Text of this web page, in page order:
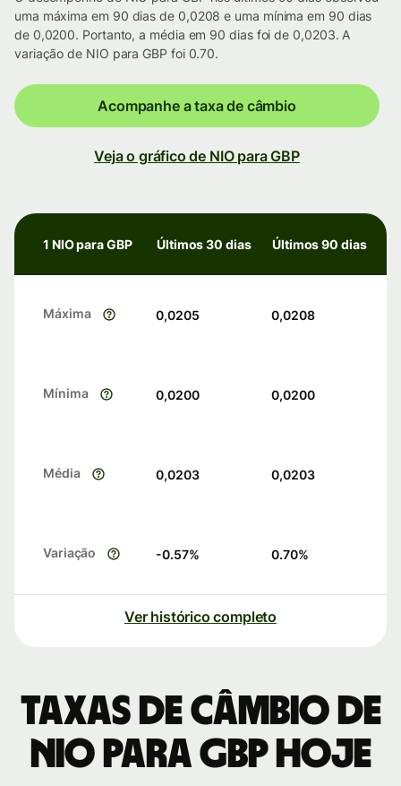
uma máxima em 90 dias de 0,0208 e uma mínima em 90 dias
de 0,0200. Portanto, a média em 90 dias foi de 0,0203. A
variação de NIO para GBP foi 0.70.
Acompanhe a taxa de câmbio
Veja o gráfico de NIO para GBP
1 NIO para GBP Últimos 30 dias Últimos 90 dias
Máxima 0,0205 0,0208
Mínima 0,0200 0,0200
Média 0,0203 0,0203
Variação -0.57% 0.70%
Ver histórico completo
Taxas de câmbio de
NIO para GBP hoje